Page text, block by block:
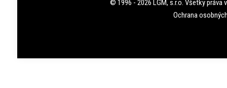
© 1996 - 2026 LGM, s.r.o. Všetky práva
Ochrana